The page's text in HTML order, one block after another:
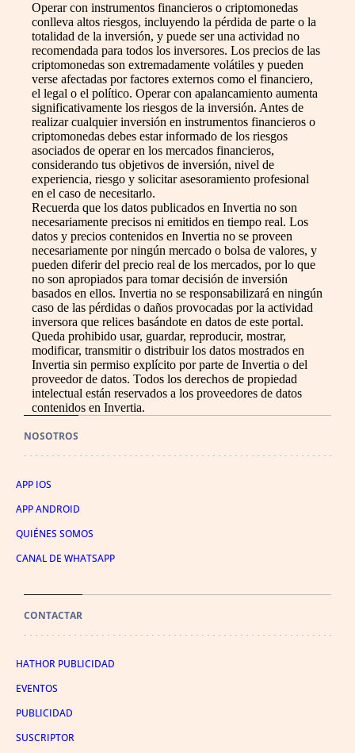
Operar con instrumentos financieros o criptomonedas
conlleva altos riesgos, incluyendo la pérdida de parte o la
totalidad de la inversión, y puede ser una actividad no
recomendada para todos los inversores. Los precios de las
criptomonedas son extremadamente volátiles y pueden
verse afectadas por factores externos como el financiero,
el legal o el político. Operar con apalancamiento aumenta
significativamente los riesgos de la inversión. Antes de
realizar cualquier inversión en instrumentos financieros o
criptomonedas debes estar informado de los riesgos
asociados de operar en los mercados financieros,
considerando tus objetivos de inversión, nivel de
experiencia, riesgo y solicitar asesoramiento profesional
en el caso de necesitarlo.
Recuerda que los datos publicados en Invertia no son
necesariamente precisos ni emitidos en tiempo real. Los
datos y precios contenidos en Invertia no se proveen
necesariamente por ningún mercado o bolsa de valores, y
pueden diferir del precio real de los mercados, por lo que
no son apropiados para tomar decisión de inversión
basados en ellos. Invertia no se responsabilizará en ningún
caso de las pérdidas o daños provocadas por la actividad
inversora que relices basándote en datos de este portal.
Queda prohibido usar, guardar, reproducir, mostrar,
modificar, transmitir o distribuir los datos mostrados en
Invertia sin permiso explícito por parte de Invertia o del
proveedor de datos. Todos los derechos de propiedad
intelectual están reservados a los proveedores de datos
contenidos en Invertia.
NOSOTROS
APP IOS
APP ANDROID
QUIÉNES SOMOS
CANAL DE WHATSAPP
CONTACTAR
HATHOR PUBLICIDAD
EVENTOS
PUBLICIDAD
SUSCRIPTOR